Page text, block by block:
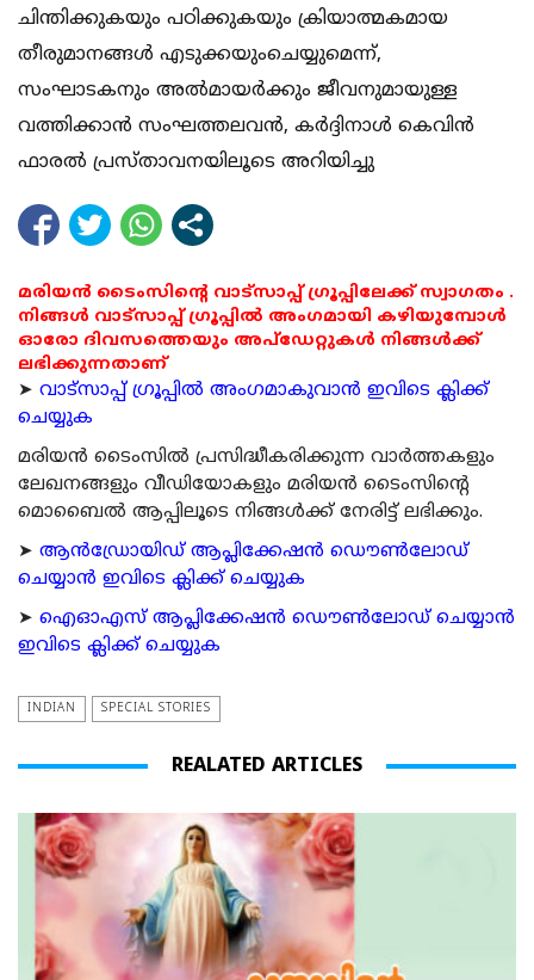
ചിന്തിക്കുകയും പഠിക്കുകയും ക്രിയാത്മകമായ
തീരുമാനങ്ങള്‍ എടുക്കയുംചെയ്യുമെന്ന്,
സംഘാടകനും അല്‍മായര്‍ക്കും ജീവനുമായുള്ള
വത്തിക്കാന്‍ സംഘത്തലവന്‍, കര്‍ദ്ദിനാള്‍ കെവിന്‍
ഫാരല്‍ പ്രസ്താവനയിലൂടെ അറിയിച്ചു
മരിയൻ ടൈംസിന്റെ വാട്സാപ്പ് ഗ്രൂപ്പിലേക്ക് സ്വാഗതം .
നിങ്ങൾ വാട്സാപ്പ് ഗ്രൂപ്പിൽ അംഗമായി കഴിയുമ്പോൾ
ഓരോ ദിവസത്തെയും അപ്ഡേറ്റുകൾ നിങ്ങൾക്ക്
ലഭിക്കുന്നതാണ്
➤ വാട്സാപ്പ് ഗ്രൂപ്പിൽ അംഗമാകുവാൻ ഇവിടെ ക്ലിക്ക്
ചെയ്യുക
മരിയന്‍ ടൈംസില്‍ പ്രസിദ്ധീകരിക്കുന്ന വാര്‍ത്തകളും
ലേഖനങ്ങളും വീഡിയോകളും മരിയന്‍ ടൈംസിന്റെ
മൊബൈല്‍ ആപ്പിലൂടെ നിങ്ങള്‍ക്ക് നേരിട്ട് ലഭിക്കും.
➤ ആന്‍ഡ്രോയിഡ് ആപ്ലിക്കേഷന്‍ ഡൌണ്‍ലോഡ്
ചെയ്യാന്‍ ഇവിടെ ക്ലിക്ക് ചെയ്യുക
➤ ഐഓഎസ് ആപ്ലിക്കേഷന്‍ ഡൌണ്‍ലോഡ് ചെയ്യാന്‍
ഇവിടെ ക്ലിക്ക് ചെയ്യുക
INDIAN SPECIAL STORIES
REALATED ARTICLES